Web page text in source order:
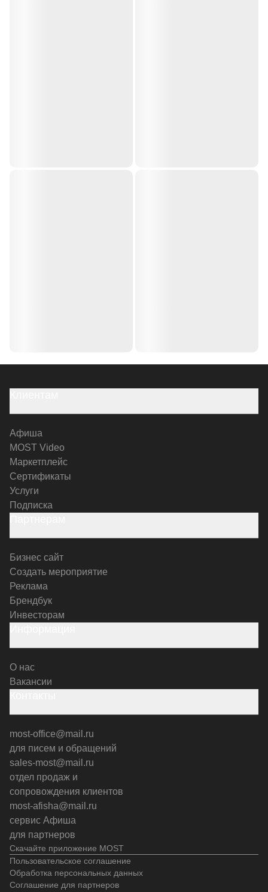
Скачайте приложение MOST
Афиша
MOST Video
Маркетплейс
Сертификаты
Услуги
Подписка
Бизнес сайт
Создать мероприятие
Реклама
Брендбук
Инвесторам
О нас
Вакансии
most-office@mail.ru
для писем и обращений
sales-most@mail.ru
отдел продаж и
сопровождения клиентов
most-afisha@mail.ru
сервис Афиша
для партнеров
Пользовательское соглашение
Обработка персональных данных
Соглашение для партнеров